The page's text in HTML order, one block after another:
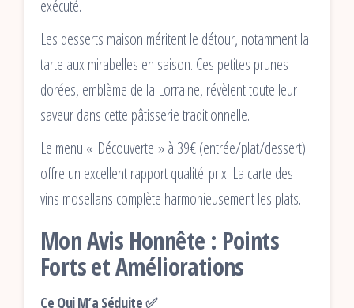
exécuté.
Les desserts maison méritent le détour, notamment la
tarte aux mirabelles en saison. Ces petites prunes
dorées, emblème de la Lorraine, révèlent toute leur
saveur dans cette pâtisserie traditionnelle.
Le menu « Découverte » à 39€ (entrée/plat/dessert)
offre un excellent rapport qualité-prix. La carte des
vins mosellans complète harmonieusement les plats.
Mon Avis Honnête : Points
Forts et Améliorations
Ce Qui M’a Séduite ✅